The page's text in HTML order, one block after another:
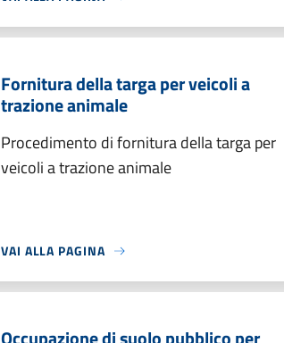
Fornitura della targa per veicoli a
trazione animale
Procedimento di fornitura della targa per
veicoli a trazione animale
VAI ALLA PAGINA